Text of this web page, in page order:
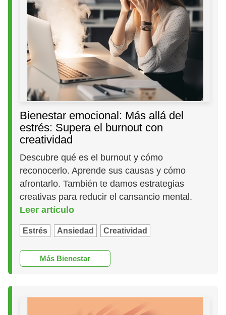
Bienestar emocional: Más allá del
estrés: Supera el burnout con
creatividad
Descubre qué es el burnout y cómo
reconocerlo. Aprende sus causas y cómo
afrontarlo. También te damos estrategias
creativas para reducir el cansancio mental.
Leer artículo
Estrés Ansiedad Creatividad
Más Bienestar